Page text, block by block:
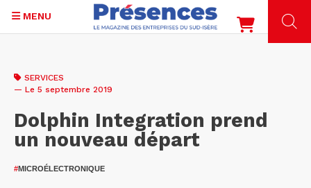
contenu
MENU
SERVICES
— Le 5 septembre 2019
Dolphin Integration prend
un nouveau départ
#MICROÉLECTRONIQUE